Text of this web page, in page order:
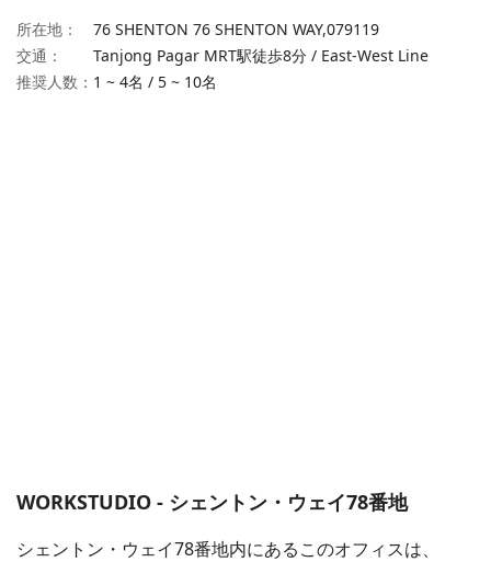
所在地 ： 76 SHENTON 76 SHENTON WAY,079119
交通 ：
Tanjong Pagar MRT駅徒歩8分 / East-West Line
推奨人数： 1 ~ 4名 / 5 ~ 10名
WORKSTUDIO - シェントン・ウェイ78番地
シェントン・ウェイ78番地内にあるこのオフィスは、